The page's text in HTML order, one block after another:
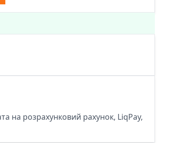
на розрахунковий рахунок, LiqPay,